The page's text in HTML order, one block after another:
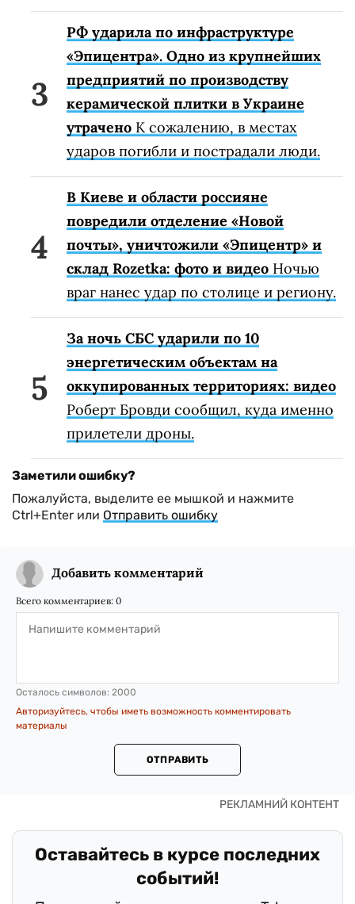
РФ ударила по инфраструктуре
«Эпицентра». Одно из крупнейших
предприятий по производству
керамической плитки в Украине
утрачено К сожалению, в местах
ударов погибли и пострадали люди.
В Киеве и области россияне
повредили отделение «Новой
почты», уничтожили «Эпицентр» и
склад Rozetka: фото и видео Ночью
враг нанес удар по столице и региону.
За ночь СБС ударили по 10
энергетическим объектам на
оккупированных территориях: видео
Роберт Бровди сообщил, куда именно
прилетели дроны.
Заметили ошибку?
Пожалуйста, выделите ее мышкой и нажмите
Ctrl+Enter или Отправить ошибку
Добавить комментарий
Всего комментариев: 0
Осталось символов: 2000
Авторизуйтесь, чтобы иметь возможность комментировать
материалы
ОТПРАВИТЬ
Оставайтесь в курсе последних
событий!